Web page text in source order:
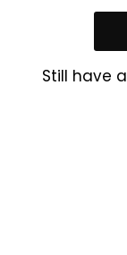
Still have